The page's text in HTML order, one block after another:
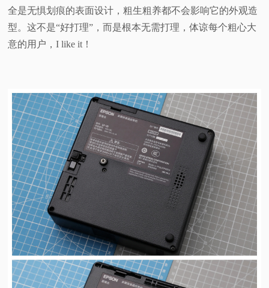
全是无惧划痕的表面设计，粗生粗养都不会影响它的外观造
型。这不是“好打理”，而是根本无需打理，体谅每个粗心大
意的用户，I like it！